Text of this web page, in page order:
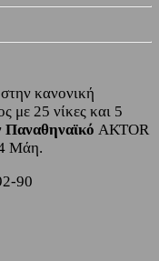
κανονική
με 25 νίκες και 5
Παναθηναϊκό ΑΚΤΟR
Μάη.
90